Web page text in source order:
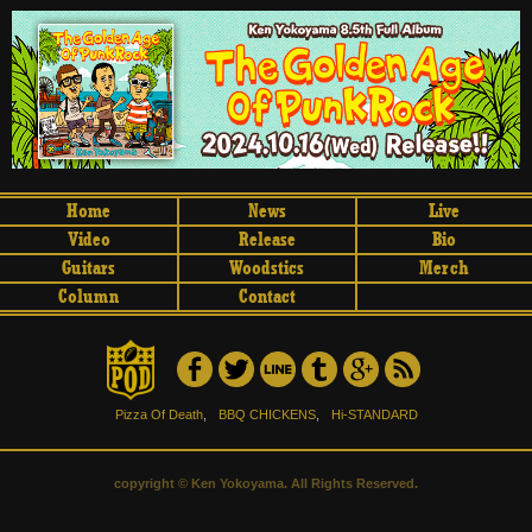
Home News
Live
Video
Release
Bio
Guitars
Woodstics
Merch
Column
Contact
Pizza Of Death, BBQ CHICKENS, Hi-STANDARD
copyright © Ken Yokoyama. All Rights Reserved.